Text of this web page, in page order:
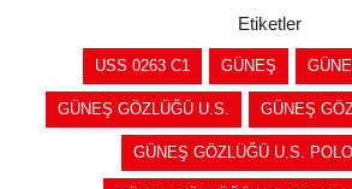
Etiketler
USS 0263 C1 GÜNEŞ
GÜNEŞ GÖZLÜĞÜ U.S. GÜNEŞ
GÜNEŞ GÖZLÜĞÜ U.S.